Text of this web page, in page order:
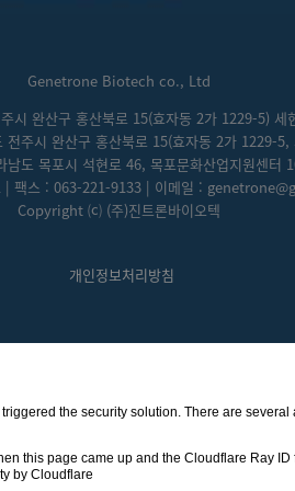
Genetrone Biotech co., Ltd
시 완산구 홍산북로 15(효자동 2가 1229-5) 세
전주시 완산구 홍산북로 15(효자동 2가 1229-5,
남도 목포시 석현로 46, 목포문화산업지원센터
| 팩스 : 063-221-9133 | 이메일 :
Copyright ⒞ (주)진트론바이오텍
개인정보처리방침
the security solution. There are
this page came up and the Cloudflare Ray
by Cloudflare